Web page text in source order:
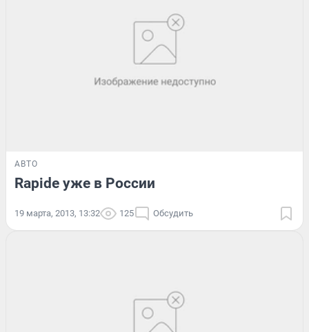
АВТО
Rapide уже в России
19 марта, 2013, 13:32 125 Обсудить